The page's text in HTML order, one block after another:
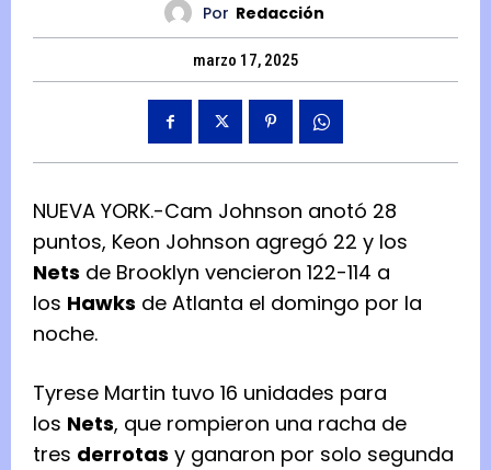
Por Redacción
marzo 17, 2025
NUEVA YORK.-Cam Johnson anotó 28
puntos, Keon Johnson agregó 22 y los
Nets de Brooklyn vencieron 122-114 a
los Hawks de Atlanta el domingo por la
noche.
Tyrese Martin tuvo 16 unidades para
los Nets, que rompieron una racha de
tres derrotas y ganaron por solo segunda